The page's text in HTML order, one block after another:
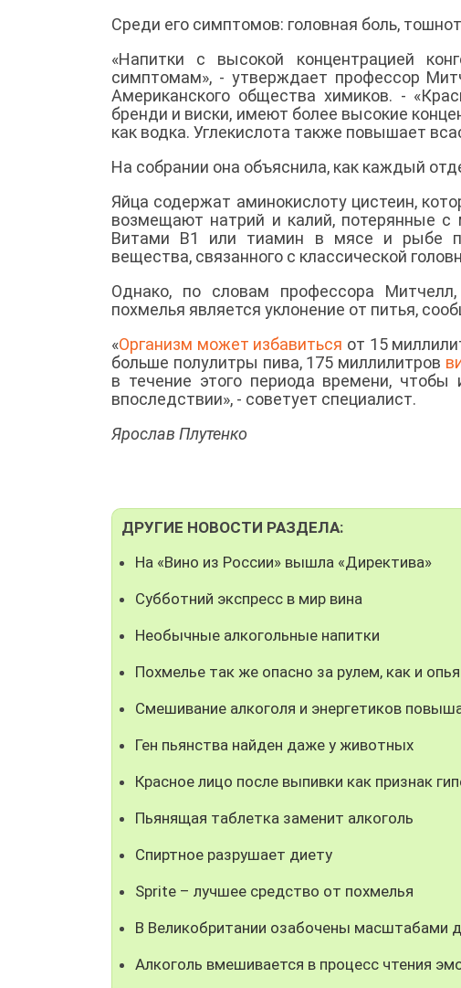
Среди его симптомов: головная боль,
«Напитки с высокой концентрацией
симптомам», - утверждает профессор
Американского общества химиков. -
бренди и виски, имеют более высокие
как водка. Углекислота также повышает
На собрании она объяснила, как каждый
Яйца содержат аминокислоту цистеин,
возмещают натрий и калий, потерянные с
Витами В1 или тиамин в мясе и рыбе
вещества, связанного с классической
Однако, по словам профессора
похмелья является уклонение от питья,
«Организм может избавиться от 15
больше полулитры пива, 175 миллилитров
в течение этого периода времени,
впоследствии», - советует специалист.
Ярослав Плутенко
ДРУГИЕ НОВОСТИ РАЗДЕЛА:
На «Вино из России» вышла «Директива»
Субботний экспресс в мир вина
Необычные алкогольные напитки
Похмелье так же опасно за рулем, как и
Смешивание алкоголя и энергетиков
Ген пьянства найден даже у животных
Красное лицо после выпивки как признак
Пьянящая таблетка заменит алкоголь
Спиртное разрушает диету
Sprite – лучшее средство от похмелья
В Великобритании озабочены масштабами
Алкоголь вмешивается в процесс чтения